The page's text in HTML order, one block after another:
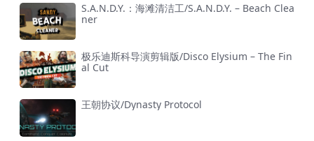
S.A.N.D.Y.：海滩清洁工/S.A.N.D.Y. – Beach Clea
ner
极乐迪斯科导演剪辑版/Disco Elysium – The Fin
al Cut
王朝协议/Dynasty Protocol